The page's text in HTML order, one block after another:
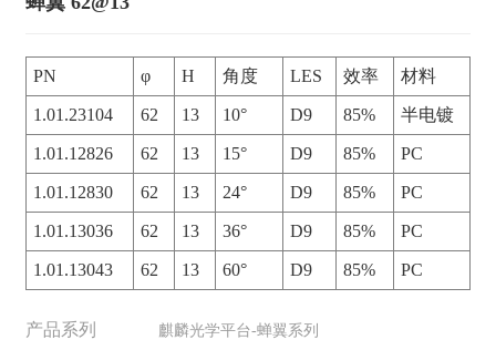
PN φ H 角度 LES 效率 材料
1.01.23104 62 13 10° D9 85% 半电镀
1.01.12826 62 13 15° D9 85% PC
1.01.12830 62 13 24° D9 85% PC
1.01.13036 62 13 36° D9 85% PC
1.01.13043 62 13 60° D9 85% PC
产品系列 麒麟光学平台-蝉翼系列